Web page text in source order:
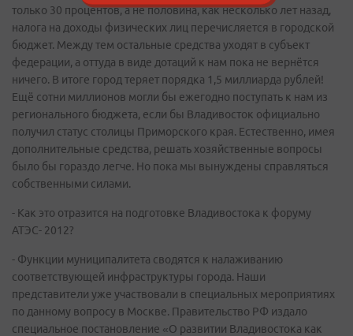
только 30 процентов, а не половина, как несколько лет назад,
налога на доходы физических лиц перечисляется в городской
бюджет. Между тем остальные средства уходят в субъект
федерации, а оттуда в виде дотаций к нам пока не вернётся
ничего. В итоге город теряет порядка 1,5 миллиарда рублей!
Ещё сотни миллионов могли бы ежегодно поступать к нам из
регионального бюджета, если бы Владивосток официально
получил статус столицы Приморского края. Естественно, имея
дополнительные средства, решать хозяйственные вопросы
было бы гораздо легче. Но пока мы вынуждены справляться
собственными силами.
- Как это отразится на подготовке Владивостока к форуму
АТЭС- 2012?
- Функции муниципалитета сводятся к налаживанию
соответствующей инфраструктуры города. Наши
представители уже участвовали в специальных мероприятиях
по данному вопросу в Москве. Правительство РФ издало
специальное постановление «О развитии Владивостока как